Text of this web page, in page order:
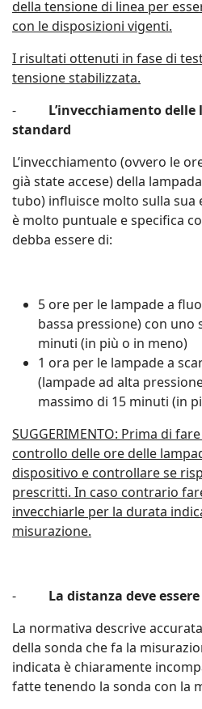
della tensione di linea per
con le disposizioni vigenti.
I risultati ottenuti in fase di
tensione stabilizzata.
- L’invecchiamento delle
standard
L’invecchiamento (ovvero le
già state accese) della
tubo) influisce molto sulla sua
è molto puntuale e specifica
debba essere di:
5 ore per le lampade a
bassa pressione) con uno
minuti (in più o in meno)
1 ora per le lampade a
(lampade ad alta
massimo di 15 minuti (in
SUGGERIMENTO: Prima di
controllo delle ore delle
dispositivo e controllare se
prescritti. In caso contrario
invecchiarle per la durata
misurazione.
- La distanza deve
La normativa descrive
della sonda che fa la
indicata è chiaramente
fatte tenendo la sonda con la